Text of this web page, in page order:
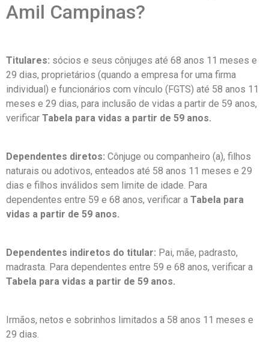
Amil Campinas?
Titulares: sócios e seus cônjuges até 68 anos 11 meses e
29 dias, proprietários (quando a empresa for uma firma
individual) e funcionários com vínculo (FGTS) até 58 anos 11
meses e 29 dias, para inclusão de vidas a partir de 59 anos,
verificar Tabela para vidas a partir de 59 anos.
Dependentes diretos: Cônjuge ou companheiro (a), filhos
naturais ou adotivos, enteados até 58 anos 11 meses e 29
dias e filhos inválidos sem limite de idade. Para
dependentes entre 59 e 68 anos, verificar a Tabela para
vidas a partir de 59 anos.
Dependentes indiretos do titular: Pai, mãe, padrasto,
madrasta. Para dependentes entre 59 e 68 anos, verificar a
Tabela para vidas a partir de 59 anos.
Irmãos, netos e sobrinhos limitados a 58 anos 11 meses e
29 dias.